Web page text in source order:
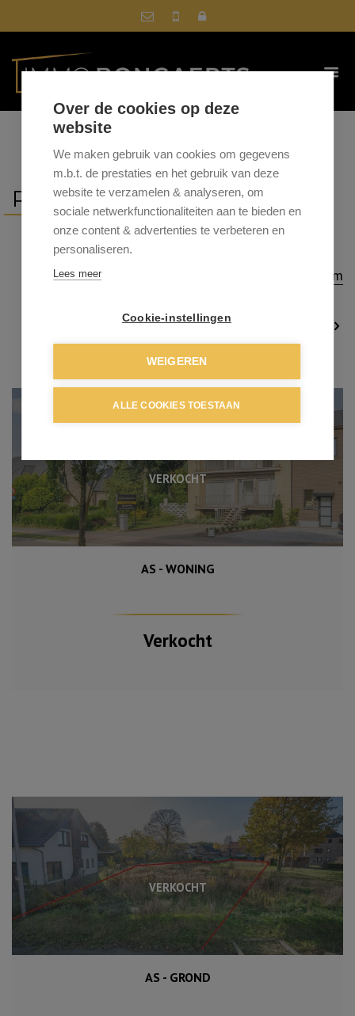
REFERENTIES
datum
1 2 3
VERKOCHT
231 m² 200 m²
AS - WONING
Verkocht
VERKOCHT
AS - GROND
Over de cookies op deze
website
We maken gebruik van cookies om gegevens
m.b.t. de prestaties en het gebruik van deze
website te verzamelen & analyseren, om
sociale netwerkfunctionaliteiten aan te bieden en
onze content & advertenties te verbeteren en
personaliseren.
Lees meer
Cookie-instellingen
WEIGEREN
ALLE COOKIES TOESTAAN